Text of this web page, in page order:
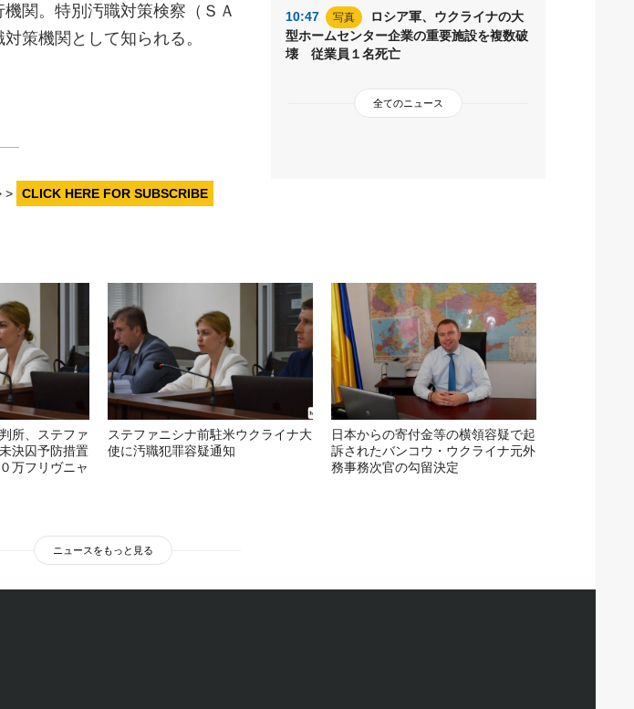
10:47 写真
ロシア軍、ウクライナの大
型ホームセンター企業の重要施設を複数破
壊 従業員１名死亡
全てのニュース
関。特別汚職対策検察（ＳＡ
策機関として知られる。
> CLICK HERE FOR SUBSCRIBE
所、ステファ
決囚予防措置
万フリヴニャ
ステファニシナ前駐米ウクライナ大
使に汚職犯罪容疑通知
日本からの寄付金等の横領容疑で起
訴されたバンコウ・ウクライナ元外
務事務次官の勾留決定
ニュースをもっと見る